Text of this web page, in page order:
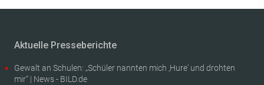
Aktuelle Presseberichte
Gewalt an Schulen: „Schüler nannten mich ‚Hure' und drohten
mir“ | News - BILD.de